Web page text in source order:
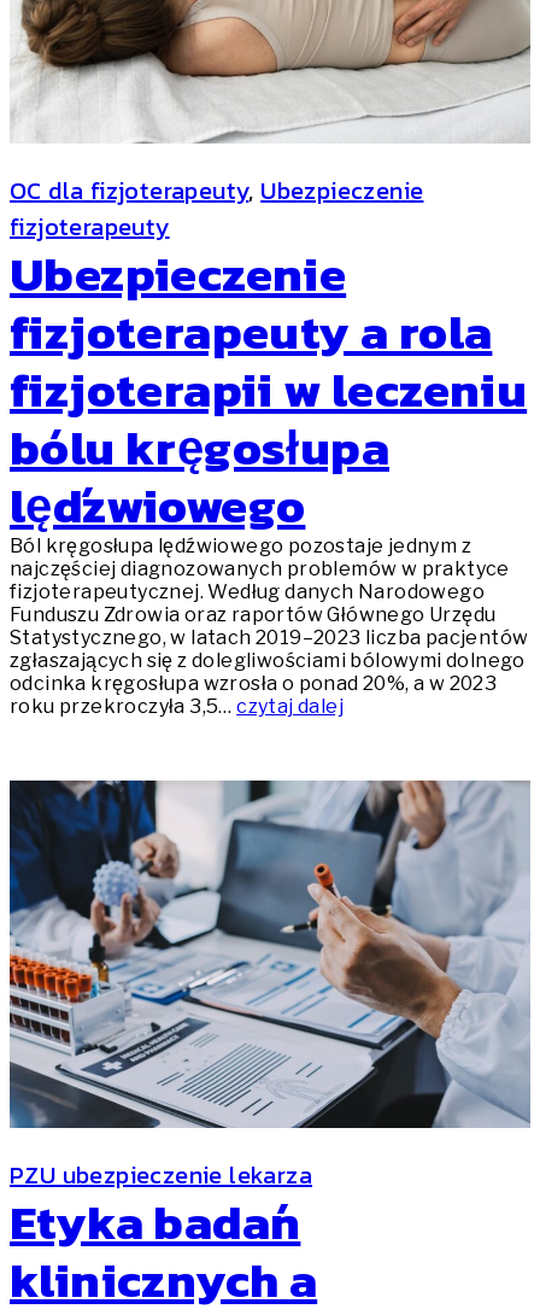
OC dla fizjoterapeuty, Ubezpieczenie
fizjoterapeuty
Ubezpieczenie
fizjoterapeuty a rola
fizjoterapii w leczeniu
bólu kręgosłupa
lędźwiowego
Ból kręgosłupa lędźwiowego pozostaje jednym z
najczęściej diagnozowanych problemów w praktyce
fizjoterapeutycznej. Według danych Narodowego
Funduszu Zdrowia oraz raportów Głównego Urzędu
Statystycznego, w latach 2019–2023 liczba pacjentów
zgłaszających się z dolegliwościami bólowymi dolnego
odcinka kręgosłupa wzrosła o ponad 20%, a w 2023
roku przekroczyła 3,5…czytaj dalej
PZU ubezpieczenie lekarza
Etyka badań
klinicznych a